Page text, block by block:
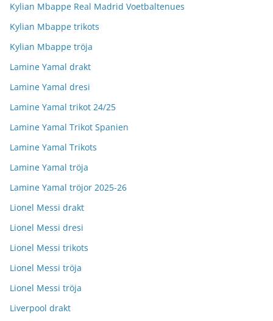
Kylian Mbappe Real Madrid Voetbaltenues
Kylian Mbappe trikots
Kylian Mbappe tröja
Lamine Yamal drakt
Lamine Yamal dresi
Lamine Yamal trikot 24/25
Lamine Yamal Trikot Spanien
Lamine Yamal Trikots
Lamine Yamal tröja
Lamine Yamal tröjor 2025-26
Lionel Messi drakt
Lionel Messi dresi
Lionel Messi trikots
Lionel Messi tröja
Lionel Messi tröja
Liverpool drakt